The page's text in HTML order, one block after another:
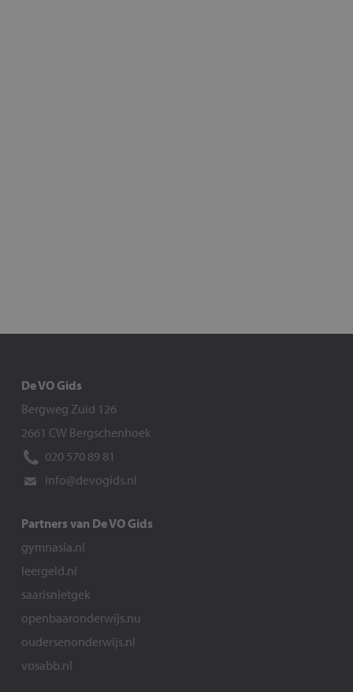
De VO Gids
Bergweg Zuid 126
2661 CW Bergschenhoek
020 570 89 81
info@devogids.nl
Partners van De VO Gids
gymnasia.nl
leergeld.nl
saarisnietgek
openbaaronderwijs.nu
oudersenonderwijs.nl
vosabb.nl